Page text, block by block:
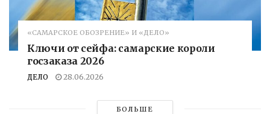
«САМАРСКОЕ ОБОЗРЕНИЕ» И «ДЕЛО»
Ключи от сейфа: самарские короли
госзаказа 2026
ДЕЛО 28.06.2026
БОЛЬШЕ